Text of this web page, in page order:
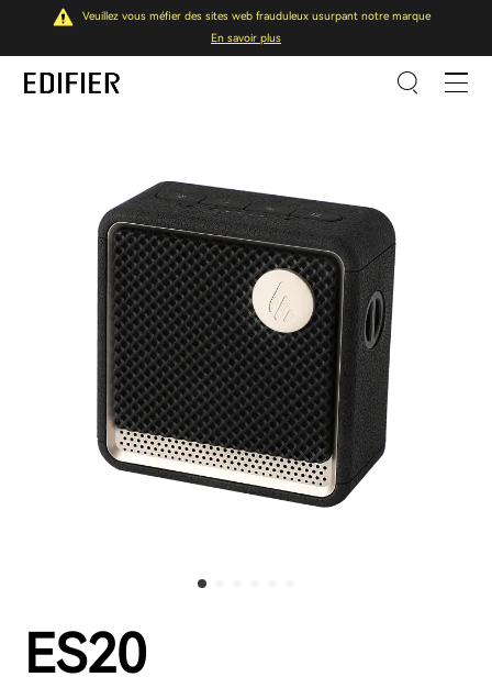
Veuillez vous méfier des sites web frauduleux usurpant notre marque
En savoir plus
ES20